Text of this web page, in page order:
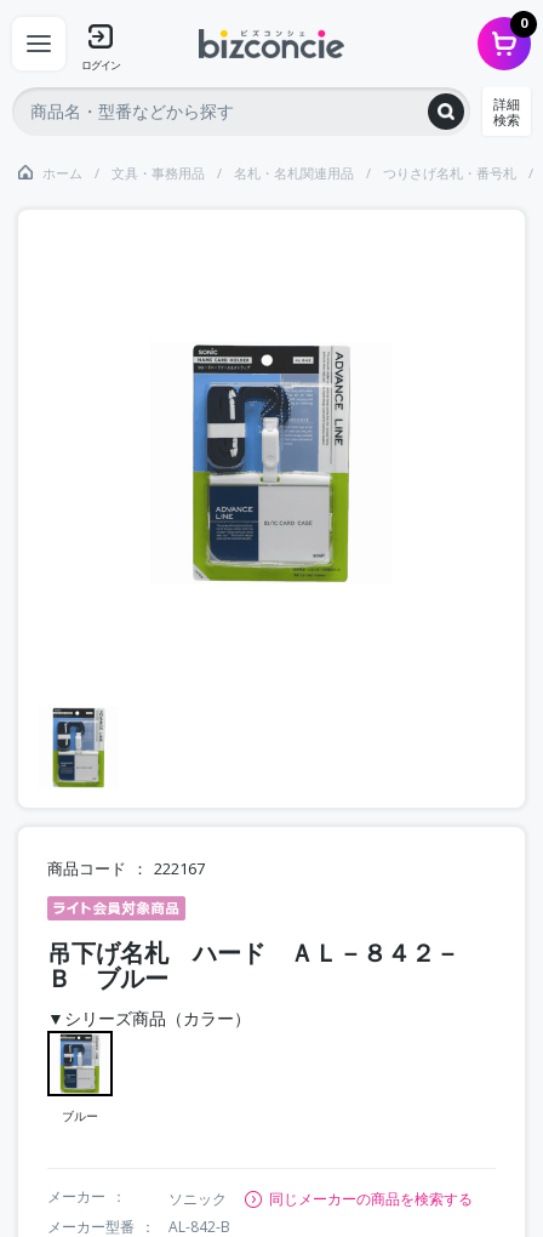
ログイン
0
詳細
検索
ホーム 文具・事務用品 名札・名札関連用品 つりさげ名札・番号札
商品コード 222167
吊下げ名札 ハード ＡＬ－８４２－
Ｂ ブルー
▼シリーズ商品（カラー）
ブルー
メーカー ソニック
同じメーカーの商品を検索する
メーカー型番
AL-842-B